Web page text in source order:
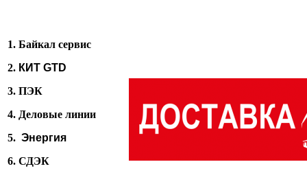
1. Байкал сервис
2. КИТ GTD
3. ПЭК
4. Деловые линии
5. Энергия
6. СДЭК